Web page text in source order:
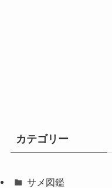
カテゴリー
サメ図鑑